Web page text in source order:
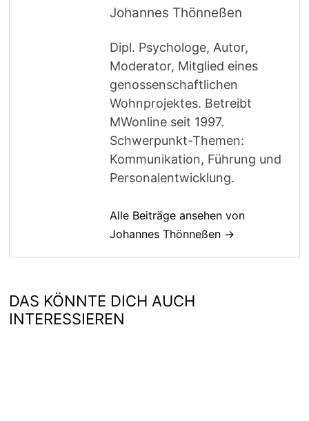
Johannes Thönneßen
Dipl. Psychologe, Autor,
Moderator, Mitglied eines
genossenschaftlichen
Wohnprojektes. Betreibt
MWonline seit 1997.
Schwerpunkt-Themen:
Kommunikation, Führung und
Personalentwicklung.
Alle Beiträge ansehen von
Johannes Thönneßen →
DAS KÖNNTE DICH AUCH
INTERESSIEREN